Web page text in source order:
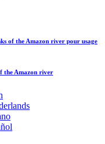
of the Amazon river pour usage
the Amazon river